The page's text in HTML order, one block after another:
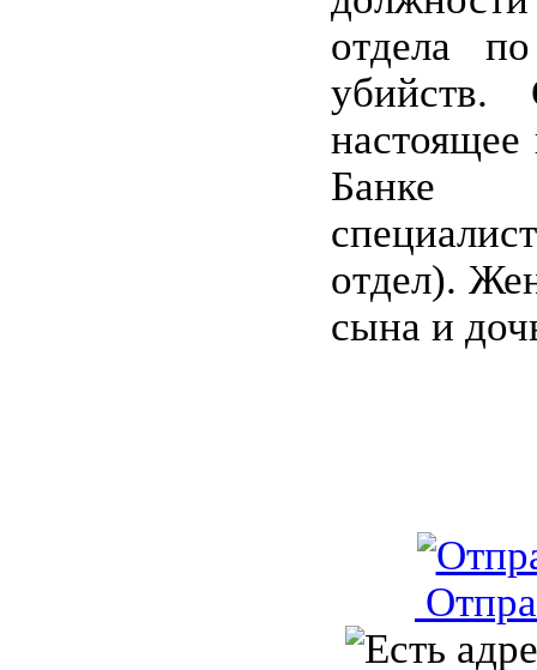
отдела
отдел).
сына и